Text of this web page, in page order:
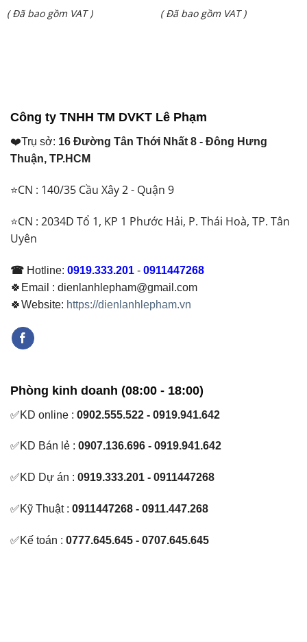
là:
Giá
( Đã bao gồm VAT )
là:
Giá
( Đã bao gồm VAT )
Công ty TNHH TM DVKT Lê Phạm
❤️Trụ sở: 16 Đường Tân Thới Nhất 8 - Đông Hưng
Thuận, TP.HCM
⭐CN : 140/35 Cầu Xây 2 - Quận 9
⭐CN : 2034D Tổ 1, KP 1 Phước Hải, P. Thái Hoà, TP. Tân
Uyên
☎ Hotline: 0919.333.201 - 0911447268
🍀Email : dienlanhlepham@gmail.com
🍀Website: https://dienlanhlepham.vn
Phòng kinh doanh (08:00 - 18:00)
✅KD online : 0902.555.522 - 0919.941.642
✅KD Bán lẻ : 0907.136.696 - 0919.941.642
✅KD Dự án : 0919.333.201 - 0911447268
✅Kỹ Thuật : 0911447268 - 0911.447.268
✅Kế toán : 0777.645.645 - 0707.645.645